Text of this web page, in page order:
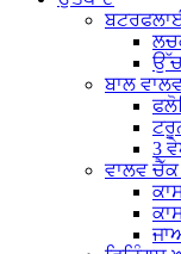
ਉੱਚ
ਬਾਲ
3
ਵਾਲਵ